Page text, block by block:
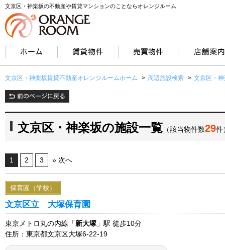
文京区・神楽坂の不動産や賃貸マンションのことならオレンジルーム
文京区・神楽坂賃貸不動産オレンジルームホーム > 周辺施設検索 > 文京区・
文京区・神楽坂の施設一覧 （該当物件数29件
1 2 3 » 次へ
保育園（学校）
文京区立 大塚保育園
東京メトロ丸の内線「 新大塚 」駅 徒歩10分
住所：東京都文京区大塚6-22-19